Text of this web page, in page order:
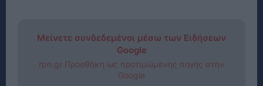
Μείνετε συνδεδεμένοι μέσω των Ειδήσεων
Google
rpn.gr Προσθήκη ως προτιμώμενης πηγής στην
Google